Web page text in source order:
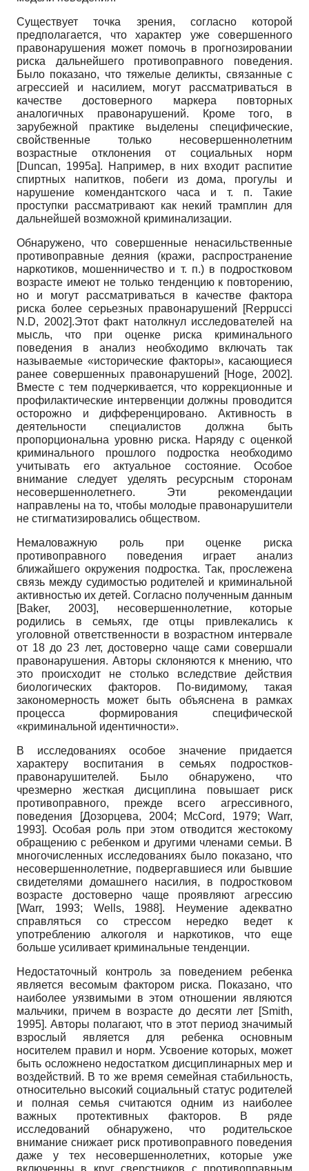
Существует точка зрения, согласно которой
предполагается, что характер уже совершенного
правонарушения может помочь в прогнозировании
риска дальнейшего противоправного поведения.
Было показано, что тяжелые деликты, связанные с
агрессией и насилием, могут рассматриваться в
качестве достоверного маркера повторных
аналогичных правонарушений. Кроме того, в
зарубежной практике выделены специфические,
свойственные только несовершеннолетним
возрастные отклонения от социальных норм
[Duncan, 1995а]. Например, в них входит распитие
спиртных напитков, побеги из дома, прогулы и
нарушение комендантского часа и т. п. Такие
проступки рассматривают как некий трамплин для
дальнейшей возможной криминализации.
Обнаружено, что совершенные ненасильственные
противоправные деяния (кражи, распространение
наркотиков, мошенничество и т. п.) в подростковом
возрасте имеют не только тенденцию к повторению,
но и могут рассматриваться в качестве фактора
риска более серьезных правонарушений
[Reppucci
N.D, 2002].Этот факт натолкнул исследователей на
мысль, что при оценке риска криминального
поведения в анализ необходимо включать так
называемые «исторические факторы», касающиеся
ранее совершенных правонарушений [Hoge, 2002].
Вместе с тем подчеркивается, что коррекционные и
профилактические интервенции должны проводится
осторожно и дифференцировано. Активность в
деятельности специалистов должна быть
пропорциональна уровню риска. Наряду с оценкой
криминального прошлого подростка необходимо
учитывать его актуальное состояние. Особое
внимание следует уделять ресурсным сторонам
несовершеннолетнего. Эти рекомендации
направлены на то, чтобы молодые правонарушители
не стигматизировались обществом.
Немаловажную роль при оценке риска
противоправного поведения играет анализ
ближайшего окружения подростка. Так, прослежена
связь между судимостью родителей и криминальной
активностью их детей. Согласно полученным данным
[Baker, 2003], несовершеннолетние, которые
родились в семьях, где отцы привлекались к
уголовной ответственности в возрастном интервале
от 18 до 23 лет, достоверно чаще сами совершали
правонарушения. Авторы склоняются к мнению, что
это происходит не столько вследствие действия
биологических факторов. По-видимому, такая
закономерность может быть объяснена в рамках
процесса формирования специфической
«криминальной идентичности».
В исследованиях особое значение придается
характеру воспитания в семьях подростков-
правонарушителей. Было обнаружено, что
чрезмерно жесткая дисциплина повышает риск
противоправного, прежде всего агрессивного,
поведения
[Дозорцева, 2004; McCord, 1979;Warr,
1993]. Особая роль при этом отводится жестокому
обращению с ребенком и другими членами семьи. В
многочисленных исследованиях было показано, что
несовершеннолетние, подвергавшиеся или бывшие
свидетелями домашнего насилия, в подростковом
возрасте достоверно чаще проявляют агрессию
[Warr, 1993; Wells, 1988]. Неумение адекватно
справляться со стрессом нередко ведет к
употреблению алкоголя и наркотиков, что еще
больше усиливает криминальные тенденции.
Недостаточный контроль за поведением ребенка
является весомым фактором риска. Показано, что
наиболее уязвимыми в этом отношении являются
мальчики, причем в возрасте до десяти лет [Smith,
1995]. Авторы полагают, что в этот период значимый
взрослый является для ребенка основным
носителем правил и норм. Усвоение которых, может
быть осложнено недостатком дисциплинарных мер и
воздействий. В то же время семейная стабильность,
относительно высокий социальный статус родителей
и полная семья считаются одним из наиболее
важных протективных факторов. В ряде
исследований обнаружено, что родительское
внимание снижает риск противоправного поведения
даже у тех несовершеннолетних, которые уже
включенны в круг сверстников с противоправным